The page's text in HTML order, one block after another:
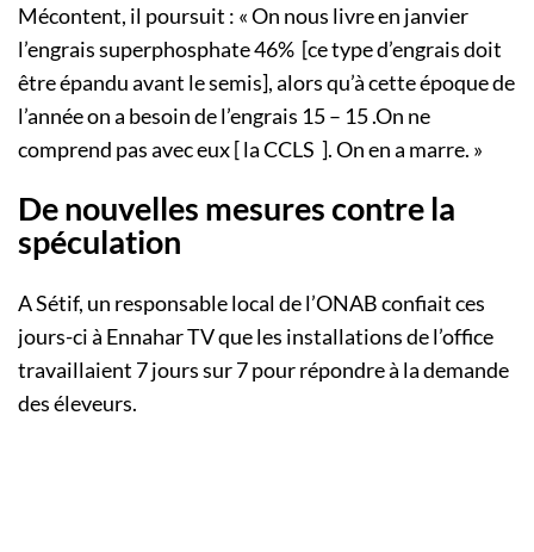
Mécontent, il poursuit : « On nous livre en janvier
l’engrais superphosphate 46% [ce type d’engrais doit
être épandu avant le semis], alors qu’à cette époque de
l’année on a besoin de l’engrais 15 – 15 .On ne
comprend pas avec eux [ la CCLS ]. On en a marre. »
De nouvelles mesures contre la
spéculation
A Sétif, un responsable local de l’ONAB confiait ces
jours-ci à Ennahar TV que les installations de l’office
travaillaient 7 jours sur 7 pour répondre à la demande
des éleveurs.